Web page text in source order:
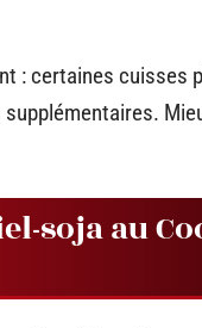
: certaines cuisses
soja au